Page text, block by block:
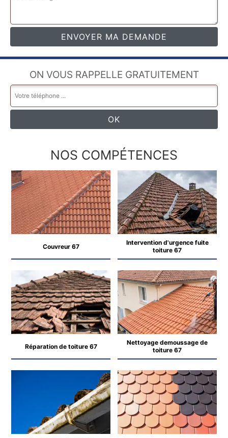
ON VOUS RAPPELLE GRATUITEMENT
NOS COMPÉTENCES
Couvreur 67
Intervention d'urgence fuite
toiture 67
Réparation de toiture 67
Nettoyage demoussage de
toiture 67